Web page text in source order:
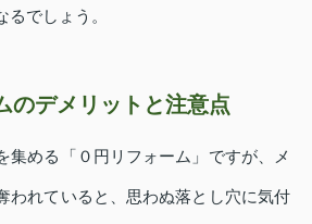
でしょう。
のデメリットと注意点
集める「０円リフォーム」ですが、メ
われていると、思わぬ落とし穴に気付